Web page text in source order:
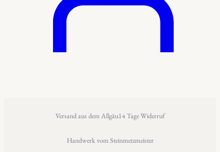
Versand aus dem Allgäu14 Tage Widerruf
Handwerk vom Steinmetzmeister